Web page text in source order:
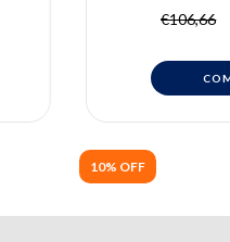
10% OFF
Bongcheol
€106,66